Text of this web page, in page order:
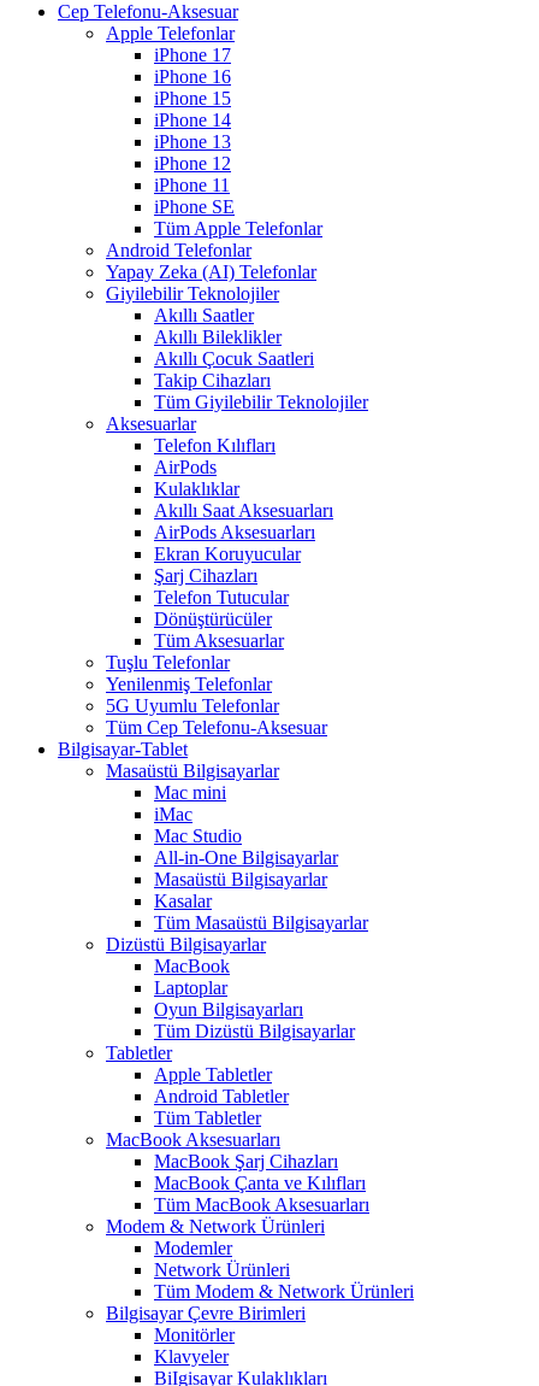
Cep Telefonu-Aksesuar
Apple Telefonlar
iPhone 17
iPhone 16
iPhone 15
iPhone 14
iPhone 13
iPhone 12
iPhone 11
iPhone SE
Tüm Apple Telefonlar
Android Telefonlar
Yapay Zeka (AI) Telefonlar
Giyilebilir Teknolojiler
Akıllı Saatler
Akıllı Bileklikler
Akıllı Çocuk Saatleri
Takip Cihazları
Tüm Giyilebilir Teknolojiler
Aksesuarlar
Telefon Kılıfları
AirPods
Kulaklıklar
Akıllı Saat Aksesuarları
AirPods Aksesuarları
Ekran Koruyucular
Şarj Cihazları
Telefon Tutucular
Dönüştürücüler
Tüm Aksesuarlar
Tuşlu Telefonlar
Yenilenmiş Telefonlar
5G Uyumlu Telefonlar
Tüm Cep Telefonu-Aksesuar
Bilgisayar-Tablet
Masaüstü Bilgisayarlar
Mac mini
iMac
Mac Studio
All-in-One Bilgisayarlar
Masaüstü Bilgisayarlar
Kasalar
Tüm Masaüstü Bilgisayarlar
Dizüstü Bilgisayarlar
MacBook
Laptoplar
Oyun Bilgisayarları
Tüm Dizüstü Bilgisayarlar
Tabletler
Apple Tabletler
Android Tabletler
Tüm Tabletler
MacBook Aksesuarları
MacBook Şarj Cihazları
MacBook Çanta ve Kılıfları
Tüm MacBook Aksesuarları
Modem & Network Ürünleri
Modemler
Network Ürünleri
Tüm Modem & Network Ürünleri
Bilgisayar Çevre Birimleri
Monitörler
Klavyeler
BiIgisayar Kulaklıkları